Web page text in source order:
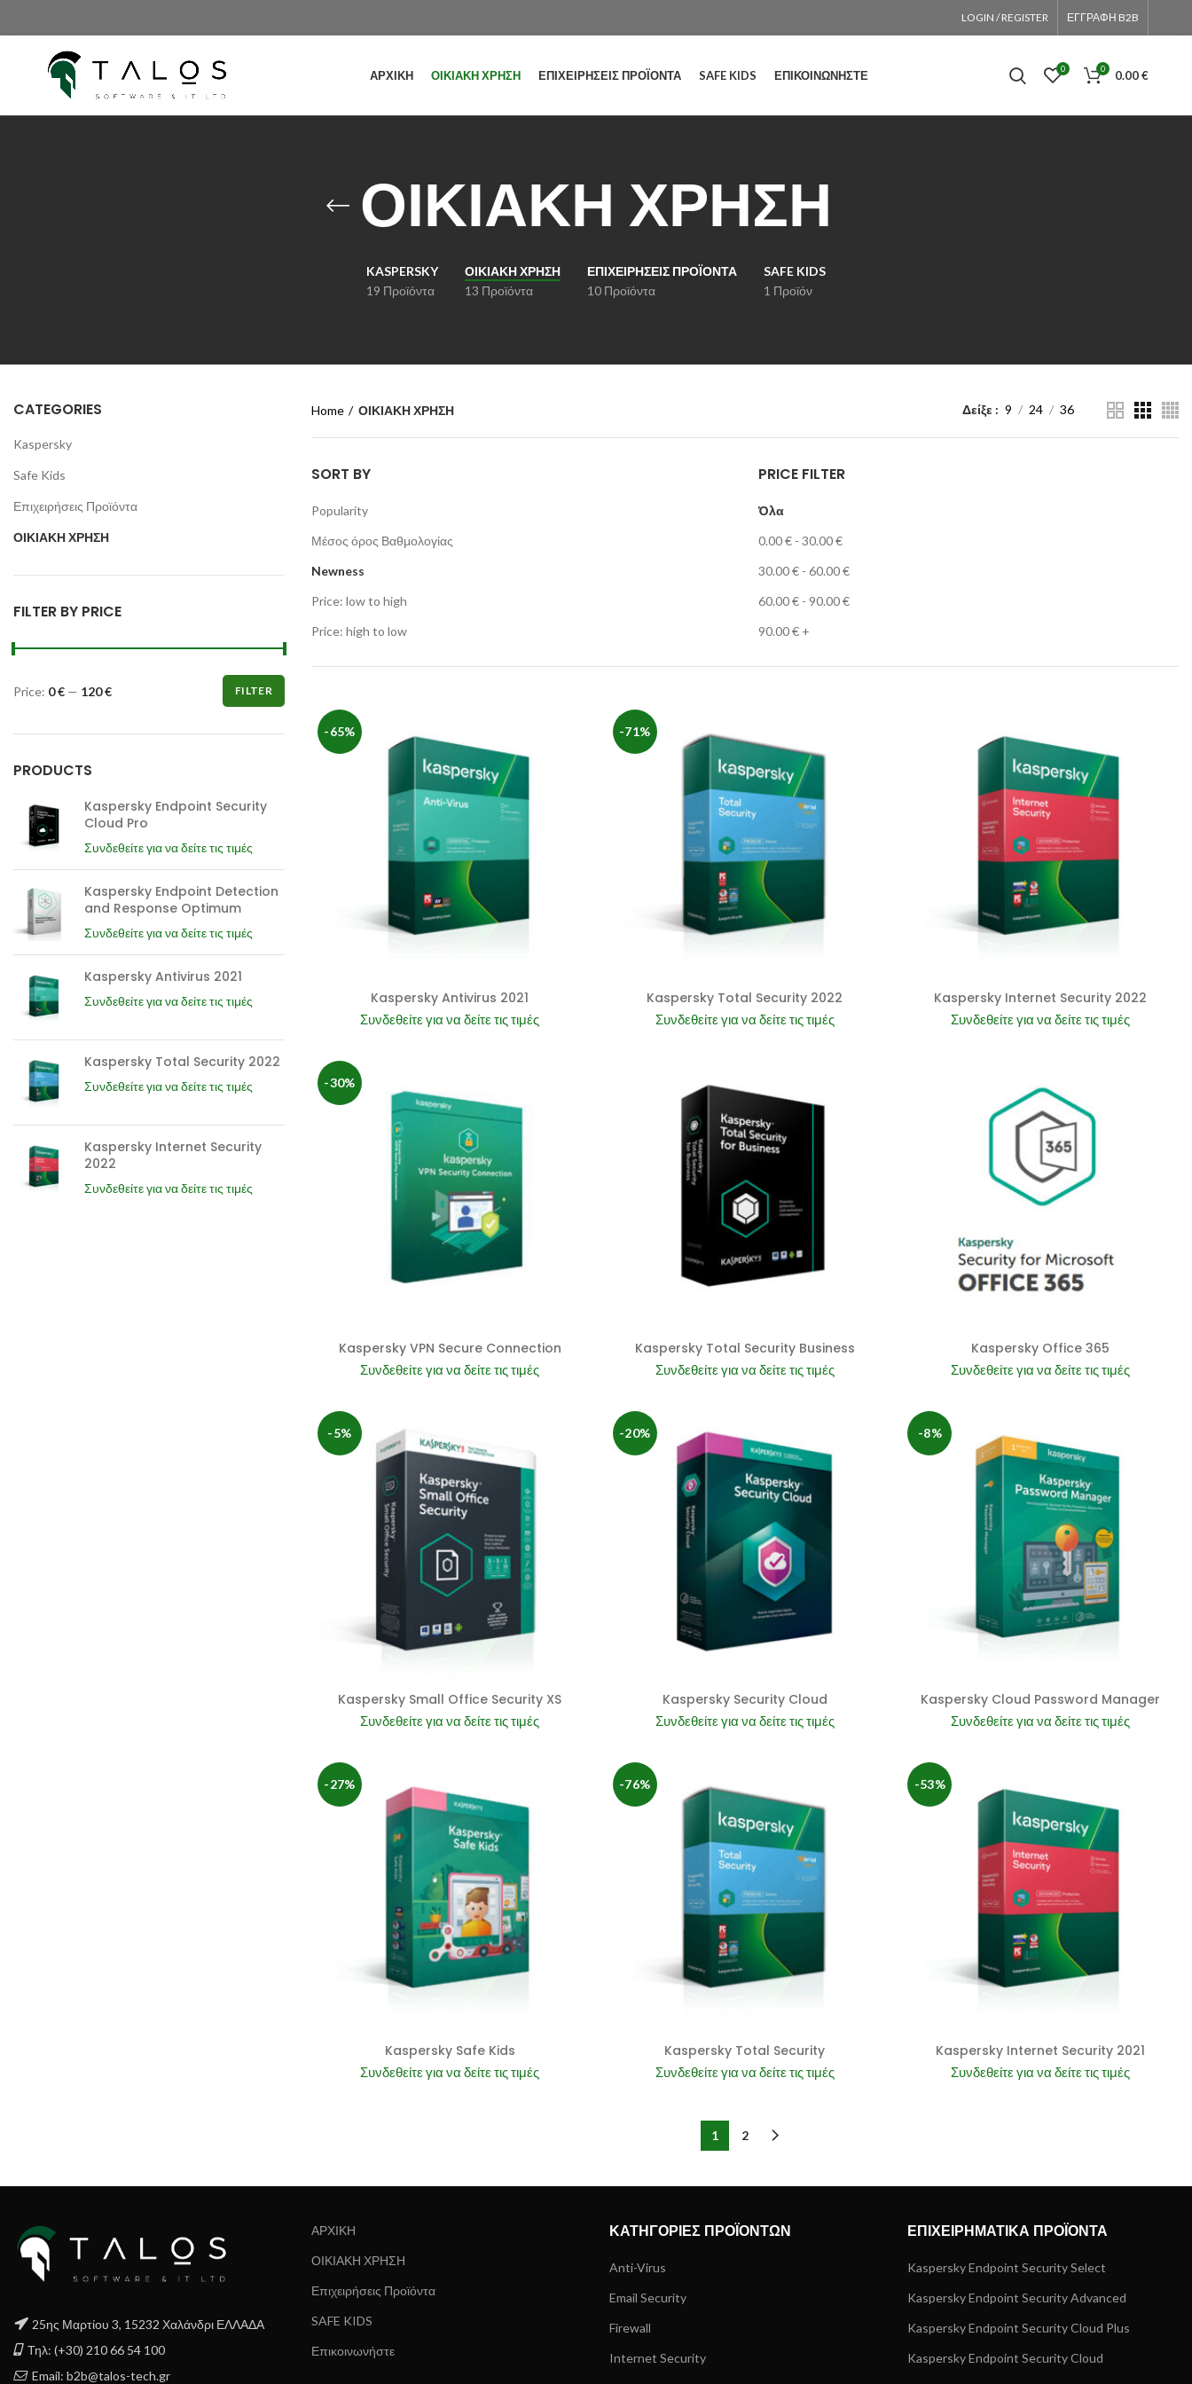
LOGIN / REGISTER ΕΓΓΡΑΦΗ B2B
ΑΡΧΙΚΗ ΟΙΚΙΑΚΗ ΧΡΗΣΗ ΕΠΙΧΕΙΡΉΣΕΙΣ ΠΡΟΪΌΝΤΑ SAFE KIDS ΕΠΙΚΟΙΝΩΝΉΣΤΕ 0 0 0.00€
ΟΙΚΙΑΚΗ ΧΡΗΣΗ
KASPERSKY
19 Προϊόντα
ΟΙΚΙΑΚΗ ΧΡΗΣΗ
13 Προϊόντα
ΕΠΙΧΕΙΡΉΣΕΙΣ ΠΡΟΪΌΝΤΑ
10 Προϊόντα
SAFE KIDS
1 Προϊόν
CATEGORIES
Kaspersky
Safe Kids
Επιχειρήσεις Προϊόντα
ΟΙΚΙΑΚΗ ΧΡΗΣΗ
FILTER BY PRICE
FILTER
Price: 0 € — 120 €
PRODUCTS
Kaspersky Endpoint Security
Cloud Pro
Συνδεθείτε για να δείτε τις τιμές
Kaspersky Endpoint Detection
and Response Optimum
Συνδεθείτε για να δείτε τις τιμές
Kaspersky Antivirus 2021
Συνδεθείτε για να δείτε τις τιμές
Kaspersky Total Security 2022
Συνδεθείτε για να δείτε τις τιμές
Kaspersky Internet Security
2022
Συνδεθείτε για να δείτε τις τιμές
Home ΟΙΚΙΑΚΗ ΧΡΗΣΗ Δείξε 9 24 36
SORT BY
Popularity
Μέσος όρος Βαθμολογίας
Newness
Price: low to high
Price: high to low
PRICE FILTER
Όλα
0.00€ - 30.00€
30.00€ - 60.00€
60.00€ - 90.00€
90.00€ +
-65%
Kaspersky Antivirus 2021
Συνδεθείτε για να δείτε τις τιμές
-71%
Kaspersky Total Security 2022
Συνδεθείτε για να δείτε τις τιμές
Kaspersky Internet Security 2022
Συνδεθείτε για να δείτε τις τιμές
-30%
Kaspersky VPN Secure Connection
Συνδεθείτε για να δείτε τις τιμές
Kaspersky Total Security Business
Συνδεθείτε για να δείτε τις τιμές
Kaspersky Office 365
Συνδεθείτε για να δείτε τις τιμές
-5%
Kaspersky Small Office Security XS
Συνδεθείτε για να δείτε τις τιμές
-20%
Kaspersky Security Cloud
Συνδεθείτε για να δείτε τις τιμές
-8%
Kaspersky Cloud Password Manager
Συνδεθείτε για να δείτε τις τιμές
-27%
Kaspersky Safe Kids
Συνδεθείτε για να δείτε τις τιμές
-76%
Kaspersky Total Security
Συνδεθείτε για να δείτε τις τιμές
-53%
Kaspersky Internet Security 2021
Συνδεθείτε για να δείτε τις τιμές
1 2
25ης Μαρτίου 3, 15232 Χαλάνδρι ΕΛΛΑΔΑ
Τηλ: (+30) 210 66 54 100
Email: b2b@talos-tech.gr
ΑΡΧΙΚΗ
ΟΙΚΙΑΚΗ ΧΡΗΣΗ
Επιχειρήσεις Προϊόντα
SAFE KIDS
Επικοινωνήστε
ΚΑΤΗΓΟΡΊΕΣ ΠΡΟΪΌΝΤΩΝ
Anti-Virus
Email Security
Firewall
Internet Security
ΕΠΙΧΕΙΡΗΜΑΤΙΚΑ ΠΡΟΪΟΝΤΑ
Kaspersky Endpoint Security Select
Kaspersky Endpoint Security Advanced
Kaspersky Endpoint Security Cloud Plus
Kaspersky Endpoint Security Cloud